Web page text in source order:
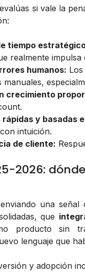
si vale la
tiempo
realmente impulsa
humanos:
manuales,
crecimiento
rápidas y basadas
intuición.
de cliente:
2026:
una
que
producto sin
lenguaje que
y adopción